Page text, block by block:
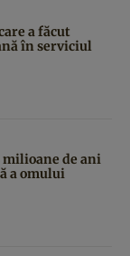
a făcut
în serviciul
milioane de ani
a omului